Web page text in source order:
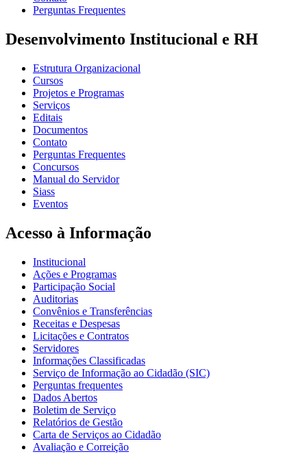
Perguntas Frequentes
Desenvolvimento Institucional e RH
Estrutura Organizacional
Cursos
Projetos e Programas
Serviços
Editais
Documentos
Contato
Perguntas Frequentes
Concursos
Manual do Servidor
Siass
Eventos
Acesso à Informação
Institucional
Ações e Programas
Participação Social
Auditorias
Convênios e Transferências
Receitas e Despesas
Licitações e Contratos
Servidores
Informações Classificadas
Serviço de Informação ao Cidadão (SIC)
Perguntas frequentes
Dados Abertos
Boletim de Serviço
Relatórios de Gestão
Carta de Serviços ao Cidadão
Avaliação e Correição